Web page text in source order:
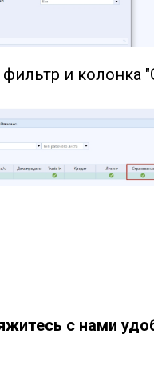
и колонка
с нами